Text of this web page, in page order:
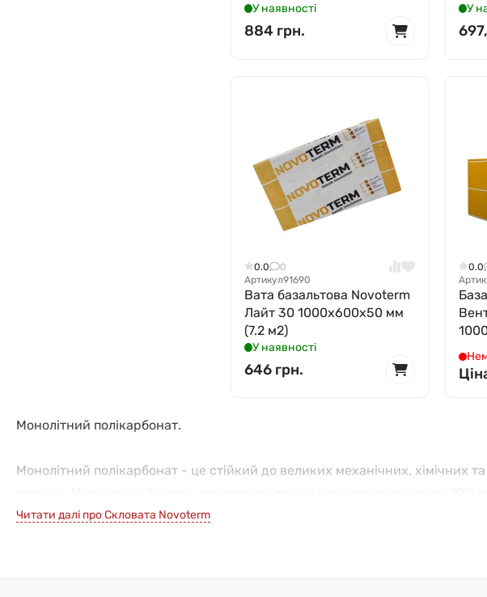
У наявності
884 грн.
У
0.0
0
Артикул91690
Вата базальтова Novoterm
Лайт 30 1000x600x50 мм
(7.2 м2)
У наявності
646 грн.
0.0
Монолітний полікарбонат.
Монолітний полікарбонат - це стійкий до великих механічних, хімічних
Читати далі про Скловата Novoterm